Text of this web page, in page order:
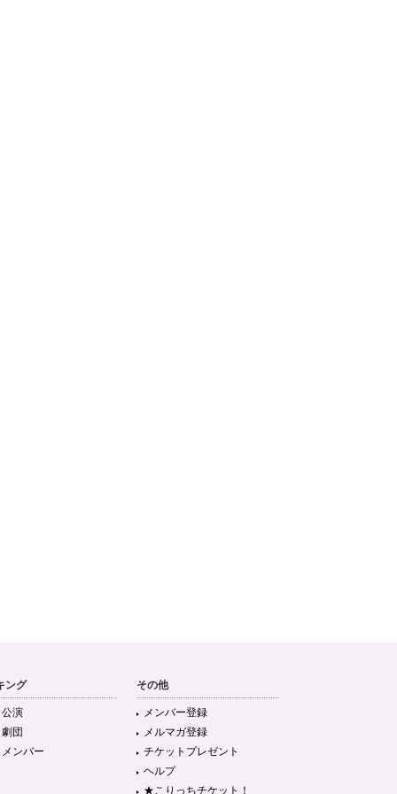
ング
演
団
ンバー
その他
メンバー登録
メルマガ登録
チケットプレゼント
ヘルプ
★こりっちチケット！